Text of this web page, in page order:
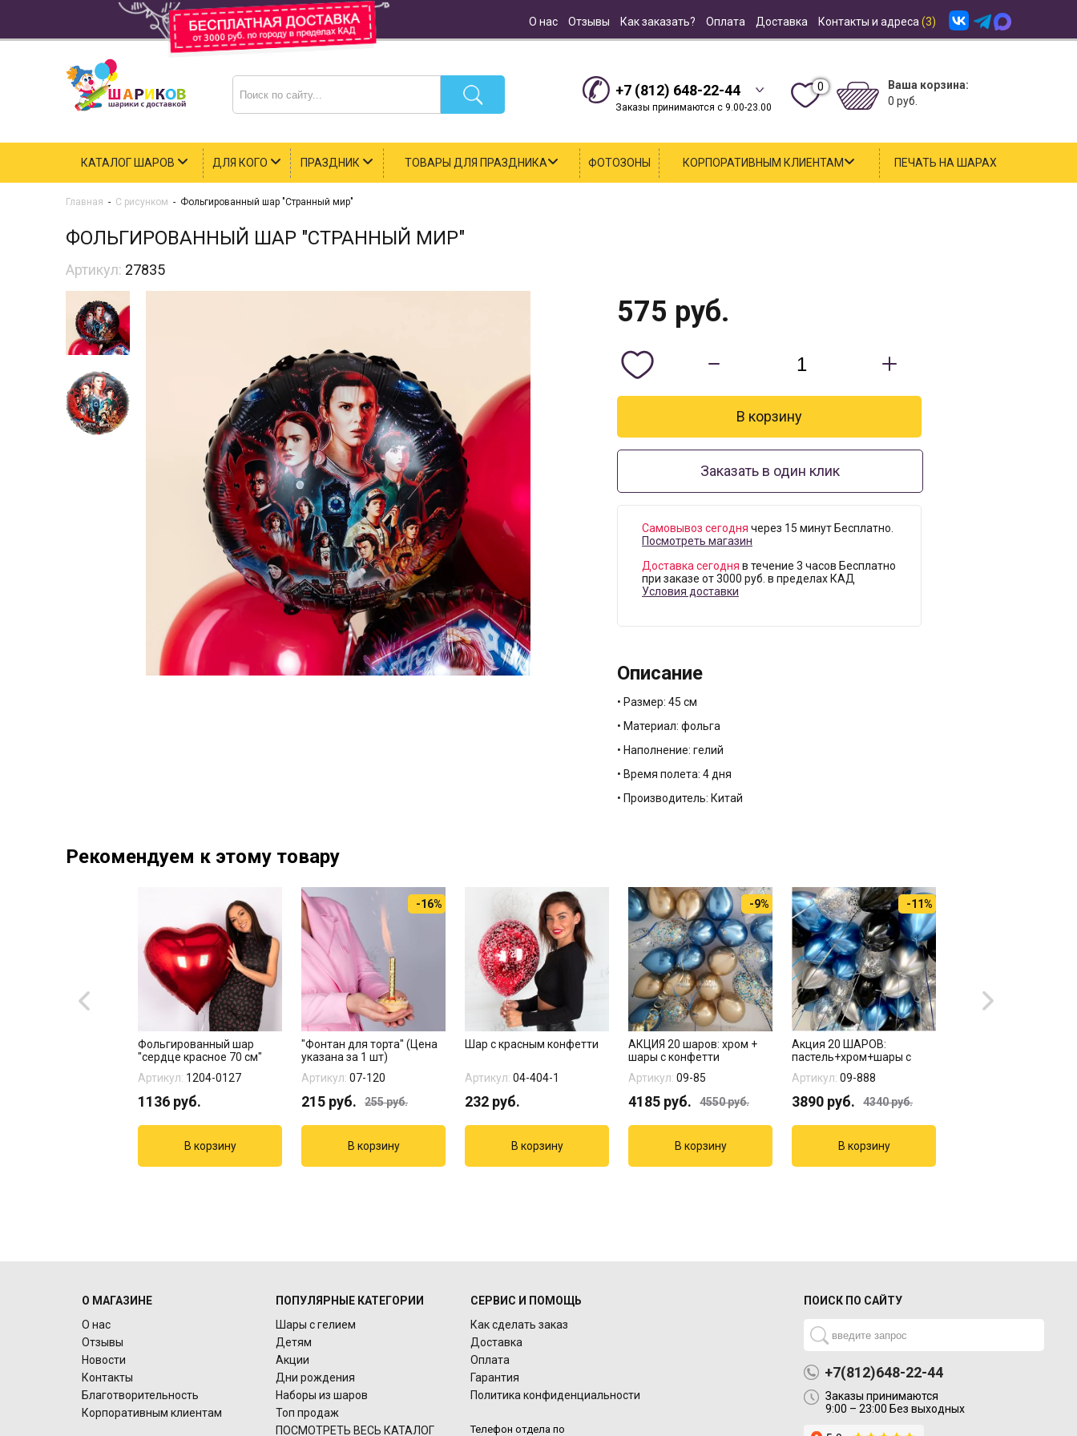
О нас Отзывы Как заказать? Оплата Доставка Контакты и адреса (3)
+7 (812) 648-22-44
Заказы принимаются с 9.00-23.00
0
Ваша корзина:
0 руб.
КАТАЛОГ ШАРОВ ДЛЯ КОГО ПРАЗДНИК ТОВАРЫ ДЛЯ ПРАЗДНИКА ФОТОЗОНЫ КОРПОРАТИВНЫМ КЛИЕНТАМ ПЕЧАТЬ НА ШАРАХ
Главная - С рисунком - Фольгированный шар "Странный мир"
ФОЛЬГИРОВАННЫЙ ШАР "СТРАННЫЙ МИР"
Артикул: 27835
575 руб.
Заказать в один клик
Самовывоз сегодня через 15 минут Бесплатно.
Посмотреть магазин
Доставка сегодня в течение 3 часов Бесплатно
при заказе от 3000 руб. в пределах КАД
Условия доставки
Описание
• Размер: 45 см
• Материал: фольга
• Наполнение: гелий
• Время полета: 4 дня
• Производитель: Китай
Рекомендуем к этому товару
Фольгированный шар
"сердце красное 70 см"
Артикул: 1204-0127
1136 руб.
-16%
"Фонтан для торта" (Цена
указана за 1 шт)
Артикул: 07-120
215 руб. 255руб.
Шар с красным конфетти
Артикул: 04-404-1
232 руб.
-9%
АКЦИЯ 20 шаров: хром +
шары с конфетти
Артикул: 09-85
4185 руб. 4550руб.
-11%
Акция 20 ШАРОВ:
пастель+хром+шары с
Артикул: 09-888
3890 руб. 4340руб.
О МАГАЗИНЕ
О нас
Отзывы
Новости
Контакты
Благотворительность
Корпоративным клиентам
ПОПУЛЯРНЫЕ КАТЕГОРИИ
Шары с гелием
Детям
Акции
Дни рождения
Наборы из шаров
Топ продаж
ПОСМОТРЕТЬ ВЕСЬ КАТАЛОГ
СЕРВИС И ПОМОЩЬ
Как сделать заказ
Доставка
Оплата
Гарантия
Политика конфиденциальности
Телефон отдела по
ПОИСК ПО САЙТУ
+7(812)648-22-44
Заказы принимаются
9:00 – 23:00 Без выходных